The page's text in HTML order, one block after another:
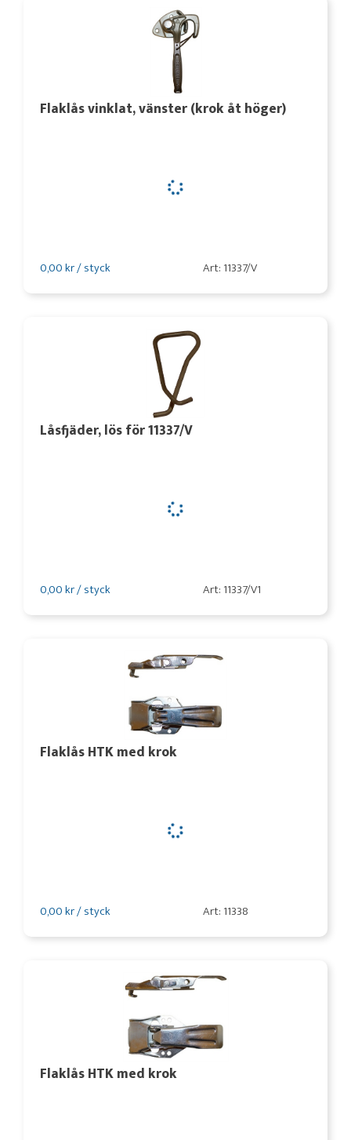
Flaklås vinklat, vänster (krok åt höger)
0,00 kr / styck Art: 11337/V
Låsfjäder, lös för 11337/V
0,00 kr / styck Art: 11337/V1
Flaklås HTK med krok
0,00 kr / styck Art: 11338
Flaklås HTK med krok